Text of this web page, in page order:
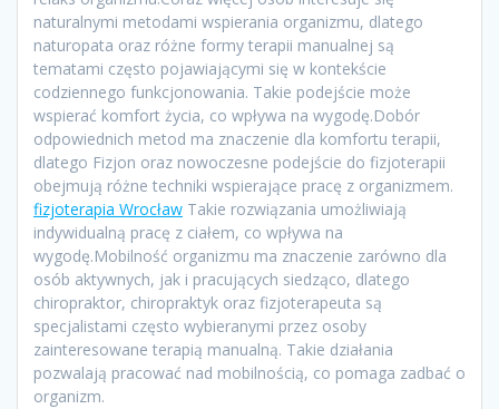
naturalnymi metodami wspierania organizmu, dlatego
naturopata oraz różne formy terapii manualnej są
tematami często pojawiającymi się w kontekście
codziennego funkcjonowania. Takie podejście może
wspierać komfort życia, co wpływa na wygodę.Dobór
odpowiednich metod ma znaczenie dla komfortu terapii,
dlatego Fizjon oraz nowoczesne podejście do fizjoterapii
obejmują różne techniki wspierające pracę z organizmem.
fizjoterapia Wrocław Takie rozwiązania umożliwiają
indywidualną pracę z ciałem, co wpływa na
wygodę.Mobilność organizmu ma znaczenie zarówno dla
osób aktywnych, jak i pracujących siedząco, dlatego
chiropraktor, chiropraktyk oraz fizjoterapeuta są
specjalistami często wybieranymi przez osoby
zainteresowane terapią manualną. Takie działania
pozwalają pracować nad mobilnością, co pomaga zadbać o
organizm.